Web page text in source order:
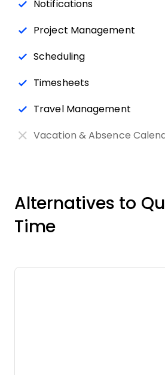
Notifications
Project Management
Scheduling
Timesheets
Travel Management
Vacation & Absence
Alternatives to
Time